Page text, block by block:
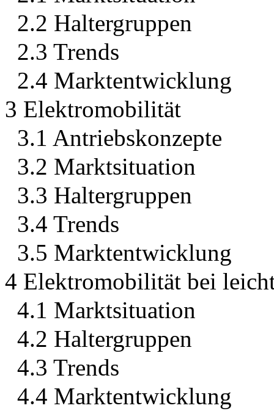
2.2 Haltergruppen
2.3 Trends
2.4 Marktentwicklung
3 Elektromobilität
3.1 Antriebskonzepte
3.2 Marktsituation
3.3 Haltergruppen
3.4 Trends
3.5 Marktentwicklung
4 Elektromobilität bei
4.1 Marktsituation
4.2 Haltergruppen
4.3 Trends
4.4 Marktentwicklung